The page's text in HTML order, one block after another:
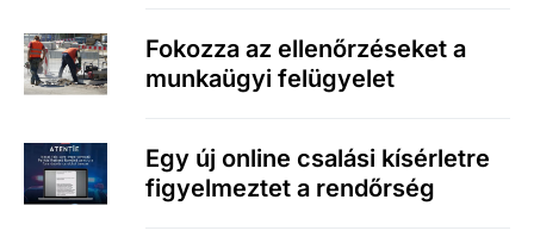
Fokozza az ellenőrzéseket a
munkaügyi felügyelet
Egy új online csalási kísérletre
figyelmeztet a rendőrség